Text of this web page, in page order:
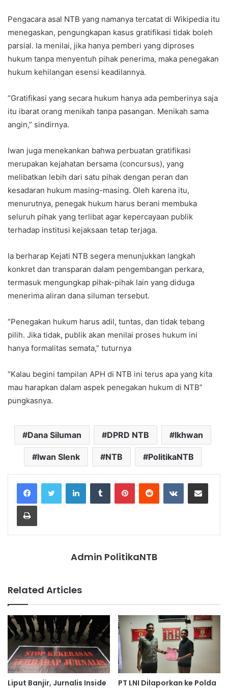
Pengacara asal NTB yang namanya tercatat di Wikipedia itu
menegaskan, pengungkapan kasus gratifikasi tidak boleh
parsial. Ia menilai, jika hanya pemberi yang diproses
hukum tanpa menyentuh pihak penerima, maka penegakan
hukum kehilangan esensi keadilannya.
“Gratifikasi yang secara hukum hanya ada pemberinya saja
itu ibarat orang menikah tanpa pasangan. Menikah sama
angin,” sindirnya.
Iwan juga menekankan bahwa perbuatan gratifikasi
merupakan kejahatan bersama (concursus), yang
melibatkan lebih dari satu pihak dengan peran dan
kesadaran hukum masing-masing. Oleh karena itu,
menurutnya, penegak hukum harus berani membuka
seluruh pihak yang terlibat agar kepercayaan publik
terhadap institusi kejaksaan tetap terjaga.
Ia berharap Kejati NTB segera menunjukkan langkah
konkret dan transparan dalam pengembangan perkara,
termasuk mengungkap pihak-pihak lain yang diduga
menerima aliran dana siluman tersebut.
“Penegakan hukum harus adil, tuntas, dan tidak tebang
pilih. Jika tidak, publik akan menilai proses hukum ini
hanya formalitas semata,” tuturnya
“Kalau begini tampilan APH di NTB ini terus apa yang kita
mau harapkan dalam aspek penegakan hukum di NTB”
pungkasnya.
Dana Siluman DPRD NTB Ikhwan
Iwan Slenk NTB PolitikaNTB
LinkedInTumblr PinterestReddit VKontakteShare via Email
Print
Admin PolitikaNTB
Related Articles
Liput Banjir, Jurnalis Inside
PT LNI Dilaporkan ke Polda